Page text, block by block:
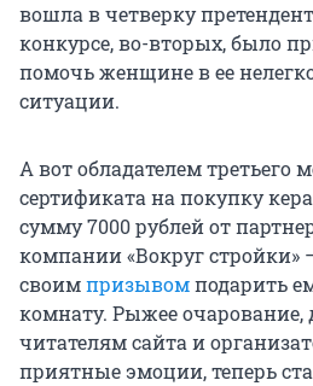
вошла в четверку
конкурсе, во-вторых, было
помочь женщине в ее
ситуации.
А вот обладателем третьего
сертификата на покупку
сумму 7000 рублей от
компании «Вокруг стройки»
своимпризывомподарить
комнату. Рыжее очарование,
читателям сайта и
приятные эмоции, теперь